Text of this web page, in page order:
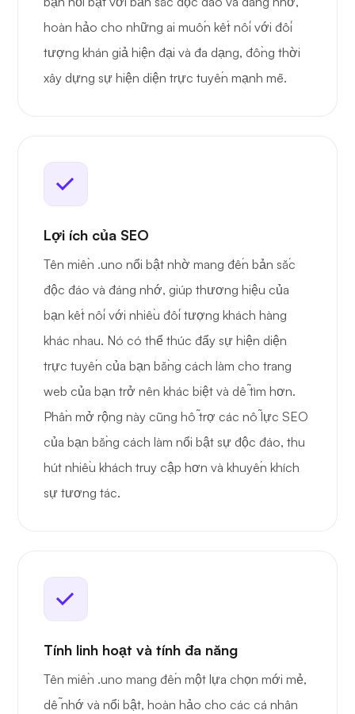
hoàn hảo cho những ai muốn kết nối với đối
tượng khán giả hiện đại và đa dạng, đồng thời
xây dựng sự hiện diện trực tuyến mạnh mẽ.
Lợi ích của SEO
Tên miền .uno nổi bật nhờ mang đến bản sắc
độc đáo và đáng nhớ, giúp thương hiệu của
bạn kết nối với nhiều đối tượng khách hàng
khác nhau. Nó có thể thúc đẩy sự hiện diện
trực tuyến của bạn bằng cách làm cho trang
web của bạn trở nên khác biệt và dễ tìm hơn.
Phần mở rộng này cũng hỗ trợ các nỗ lực SEO
của bạn bằng cách làm nổi bật sự độc đáo, thu
hút nhiều khách truy cập hơn và khuyến khích
sự tương tác.
Tính linh hoạt và tính đa năng
Tên miền .uno mang đến một lựa chọn mới mẻ,
dễ nhớ và nổi bật, hoàn hảo cho các cá nhân